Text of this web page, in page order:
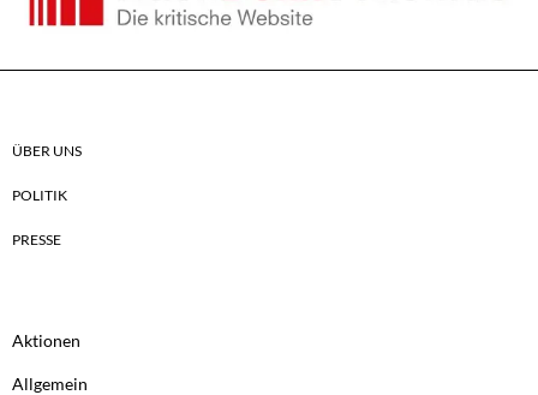
ÜBER UNS
POLITIK
PRESSE
Aktionen
Allgemein